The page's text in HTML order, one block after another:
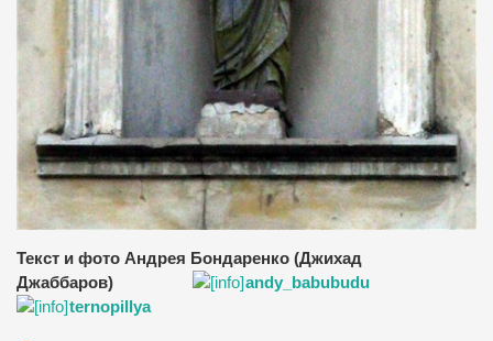
Текст и фото Андрея Бондаренко (Джихад
Джаббаров)
andy_babubudu
ternopillya